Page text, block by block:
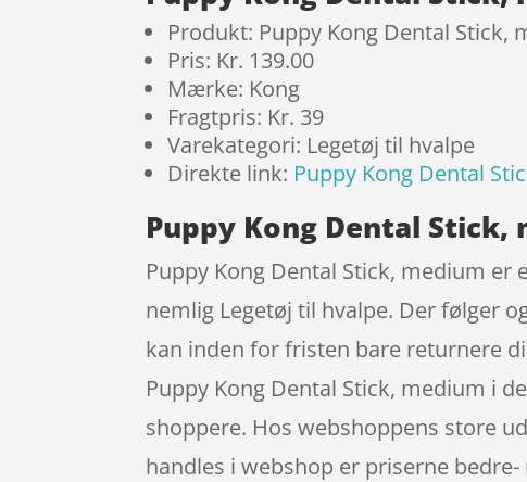
Produkt: Puppy Kong Dental Stick,
Pris: Kr. 139.00
Mærke: Kong
Fragtpris: Kr. 39
Varekategori: Legetøj til hvalpe
Direkte link: Puppy Kong Dental
Puppy Kong Dental Stick,
Puppy Kong Dental Stick, medium
nemlig Legetøj til hvalpe. Der følger
kan inden for fristen bare returnere
Puppy Kong Dental Stick, medium i
shoppere. Hos webshoppens store
handles i webshop er priserne